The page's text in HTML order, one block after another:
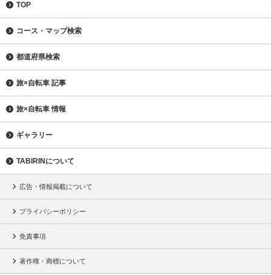
TOP
コース・マップ検索
都道府県検索
旅×自転車 記事
旅×自転車 情報
ギャラリー
TABIRINについて
広告・情報掲載について
プライバシーポリシー
免責事項
著作権・商標について